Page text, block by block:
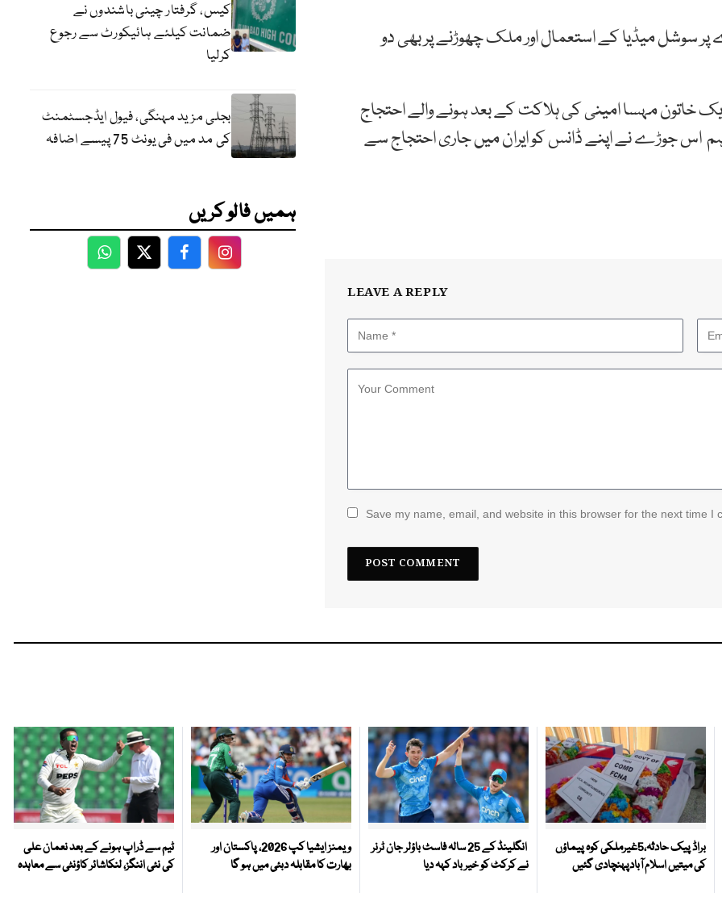
سوشل میڈیا کے استعمال اور ملک چھوڑنے پر بھی دو
خاتون مہسا امینی کی ہلاکت کے بعد ہونے والے احتجاج
اس جوڑے نے اپنے ڈانس کو ایران میں جاری احتجاج سے
LEAVE A REPLY
Save my name, email, and website in this browser for the next time I
کیس، گرفتار چینی باشندوں نے
ضمانت کیلئے ہائیکورٹ سے رجوع
کرلیا
بجلی مزید مہنگی، فیول ایڈجسٹمنٹ
کی مد میں فی یونٹ 75 پیسے اضافہ
ہمیں فالو کریں
WhatsApp
TwitterFacebookFacebook
براڈ پیک حادثہ،5غیرملکی کوہ پیماؤں
کی میتیں اسلام آبادپہنچادی گئیں
انگلینڈ کے 25 سالہ فاسٹ باؤلر جان ٹرنر
نے کرکٹ کو خیر باد کہہ دیا
ویمنز ایشیا کپ 2026، پاکستان اور
بھارت کا مقابلہ دبئی میں ہو گا
ٹیم سے ڈراپ ہونے کے بعد نعمان علی
کی نئی اننگز، لنکاشائر کاؤنٹی سے معاہدہ